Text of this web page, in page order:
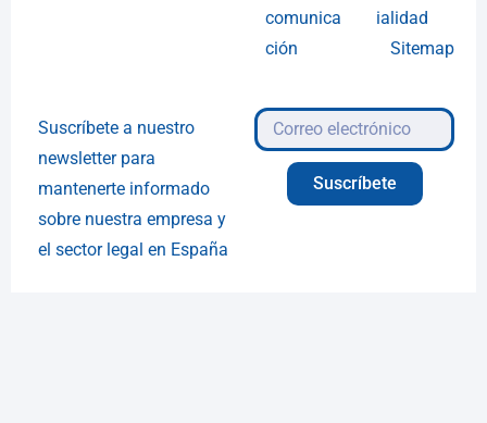
comunica
ción
ialidad
Sitemap
Suscríbete a nuestro
newsletter para
mantenerte informado
sobre nuestra empresa y
el sector legal en España
Suscríbete